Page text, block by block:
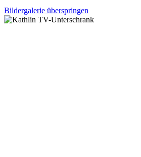
Bildergalerie überspringen